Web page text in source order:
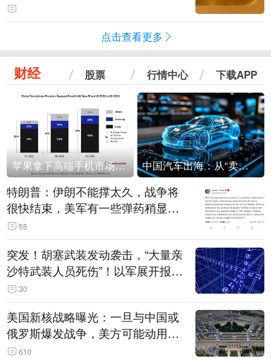
点击查看更多
财经 股票 行情中心 下载APP
苹果拿下高端手机市场65%的份额：iPhone 17系列功不可没 中国汽车出海：从“卖出去”到“走进去”
特朗普：伊朗不能撑太久，战争将
很快结束，美军有一些弹药稍显紧
张！伊朗公布拟议的海峡管理文本
55
突发！胡塞武装发动袭击，“大量亲
沙特武装人员死伤”！以军展开报复
性空袭
30
美国新核战略曝光：一旦与中国或
俄罗斯爆发战争，美方可能动用战
术核武器
610